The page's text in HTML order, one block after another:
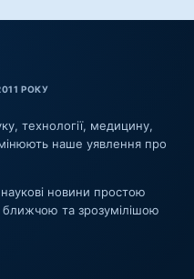
РОКУ
технології, медицину,
наше уявлення про
новини простою
та зрозумілішою